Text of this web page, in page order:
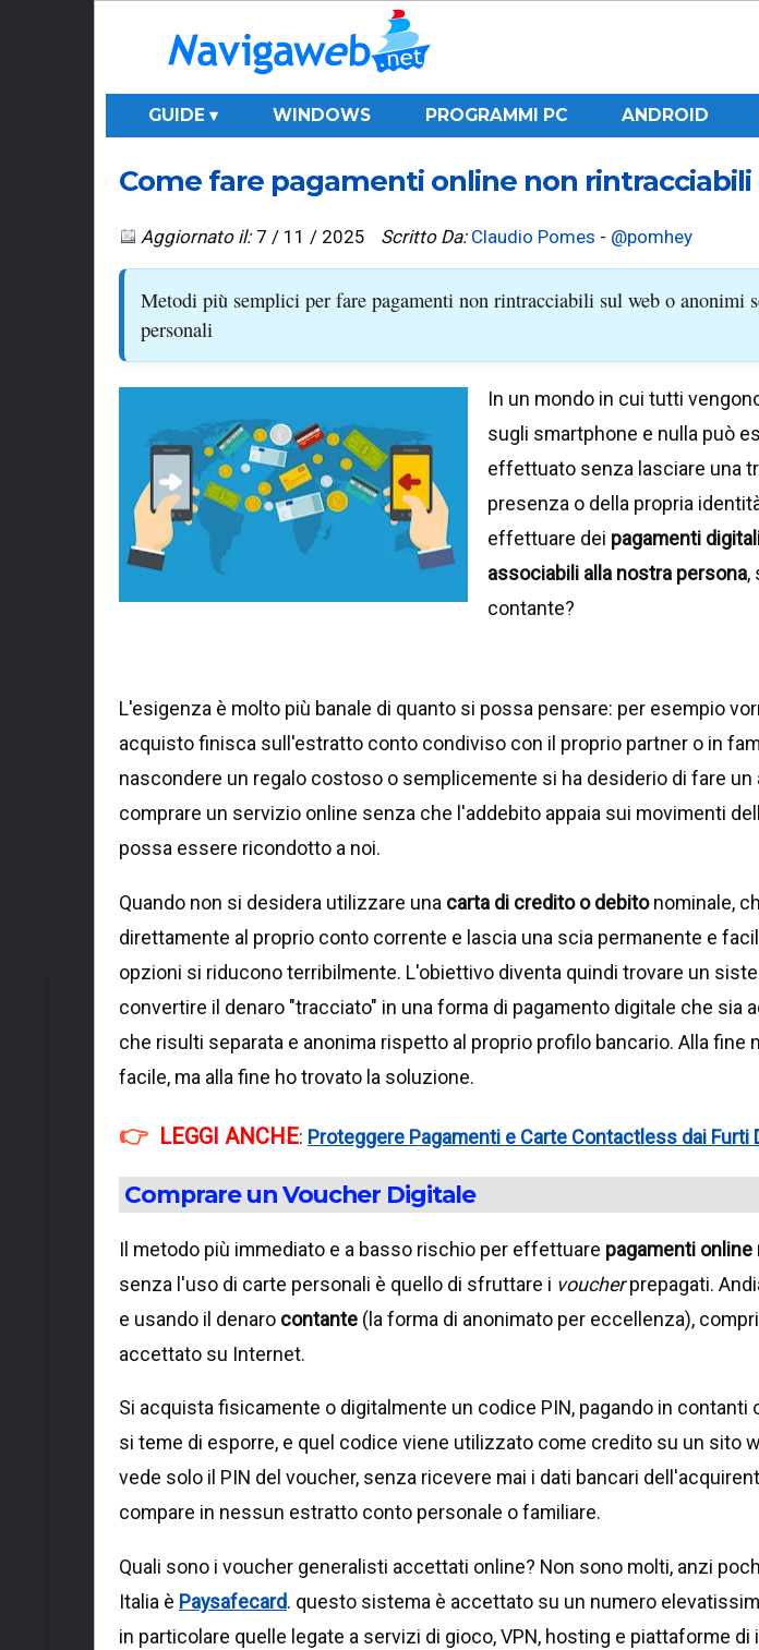
GUIDE ▾ WINDOWS PROGRAMMI PC ANDROID
Come fare pagamenti online non
Aggiornato il: 7 / 11 / 2025 Scritto Da: Claudio Pomes - @pomhey
Metodi più semplici per fare pagamenti non rintracciabili sul web o anonimi
personali
In un mondo in cui tutti
sugli smartphone e nulla può
effettuato senza lasciare una
presenza o della propria
effettuare dei pagamenti
associabili alla nostra persona,
contante?
L'esigenza è molto più banale di quanto si possa pensare: per esempio
acquisto finisca sull'estratto conto condiviso con il proprio partner o in
nascondere un regalo costoso o semplicemente si ha desiderio di fare un
comprare un servizio online senza che l'addebito appaia sui movimenti
possa essere ricondotto a noi.
Quando non si desidera utilizzare una carta di credito o debitonominale,
direttamente al proprio conto corrente e lascia una scia permanente e
opzioni si riducono terribilmente. L'obiettivo diventa quindi trovare un
convertire il denaro "tracciato" in una forma di pagamento digitale che sia
che risulti separata e anonima rispetto al proprio profilo bancario. Alla fine
facile, ma alla fine ho trovato la soluzione.
LEGGI ANCHE: Proteggere Pagamenti e Carte Contactless dai Furti
Comprare un Voucher Digitale
Il metodo più immediato e a basso rischio per effettuare pagamenti
senza l'uso di carte personali è quello di sfruttare i voucherprepagati.
e usando il denaro contante (la forma di anonimato per eccellenza),
accettato su Internet.
Si acquista fisicamente o digitalmente un codice PIN, pagando in contanti
si teme di esporre, e quel codice viene utilizzato come credito su un sito
vede solo il PIN del voucher, senza ricevere mai i dati bancari
compare in nessun estratto conto personale o familiare.
Quali sono i voucher generalisti accettati online? Non sono molti, anzi
Italia è Paysafecard. questo sistema è accettato su un numero
in particolare quelle legate a servizi di gioco, VPN, hosting e piattaforme